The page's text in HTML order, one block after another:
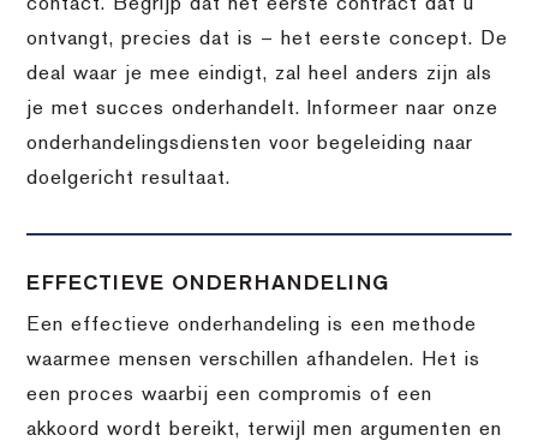
contact. Begrijp dat het eerste contract dat u
ontvangt, precies dat is – het eerste concept. De
deal waar je mee eindigt, zal heel anders zijn als
je met succes onderhandelt. Informeer naar onze
onderhandelingsdiensten voor begeleiding naar
doelgericht resultaat.
EFFECTIEVE ONDERHANDELING
Een effectieve onderhandeling is een methode
waarmee mensen verschillen afhandelen. Het is
een proces waarbij een compromis of een
akkoord wordt bereikt, terwijl men argumenten en